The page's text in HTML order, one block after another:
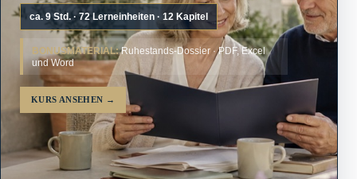
ca. 9 Std. · 72 Lerneinheiten · 12 Kapitel
BONUSMATERIAL:Ruhestands-Dossier · PDF, Excel
und Word
KURS ANSEHEN →